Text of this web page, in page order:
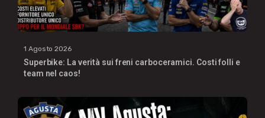
1 Agosto 2026
Superbike: La verità sui freni carboceramici. Costi folli e
team nel caos!